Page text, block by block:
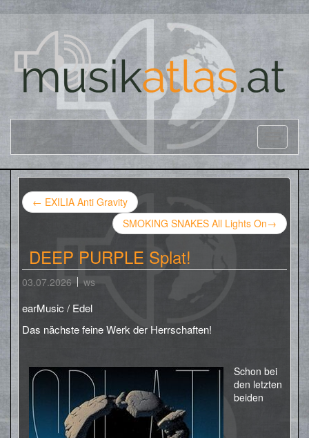
← EXILIA Anti Gravity
SMOKING SNAKES All Lights On→
DEEP PURPLE Splat!
03.07.2026 ws
earMusic / Edel
Das nächste feine Werk der Herrschaften!
Schon bei
den letzten
beiden